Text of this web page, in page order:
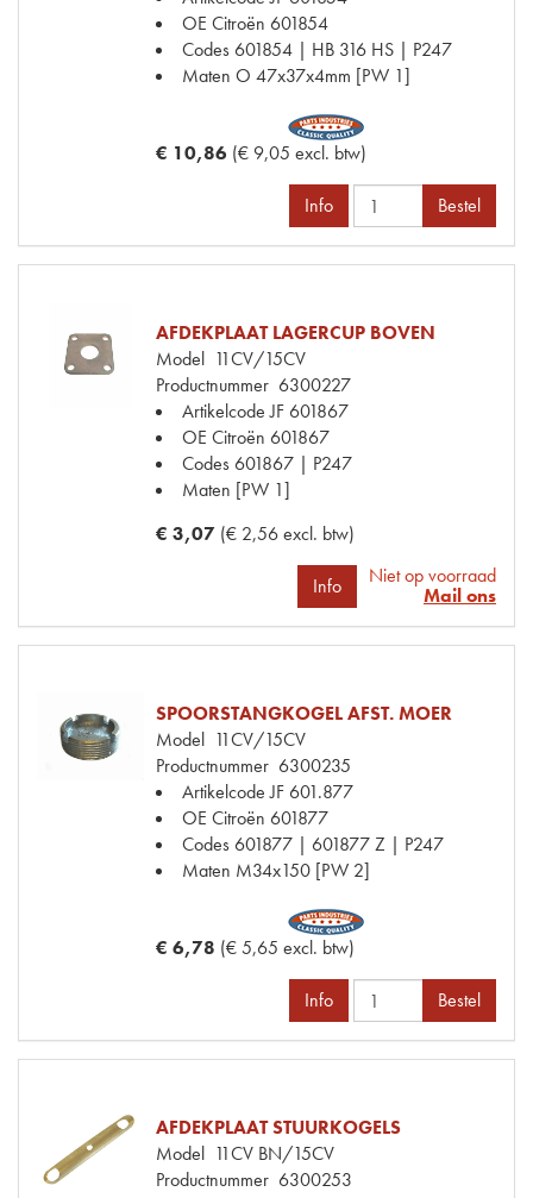
OE Citroën 601854
Codes 601854 | HB 316 HS | P247
Maten O 47x37x4mm [PW 1]
€ 10,86 (€ 9,05 excl. btw)
Info Bestel
AFDEKPLAAT LAGERCUP BOVEN
Model 11CV/15CV
Productnummer 6300227
Artikelcode JF 601867
OE Citroën 601867
Codes 601867 | P247
Maten [PW 1]
€ 3,07 (€ 2,56 excl. btw)
Info
Niet op voorraad
Mail ons
SPOORSTANGKOGEL AFST. MOER
Model 11CV/15CV
Productnummer 6300235
Artikelcode JF 601.877
OE Citroën 601877
Codes 601877 | 601877 Z | P247
Maten M34x150 [PW 2]
€ 6,78 (€ 5,65 excl. btw)
Info Bestel
AFDEKPLAAT STUURKOGELS
Model 11CV BN/15CV
Productnummer 6300253